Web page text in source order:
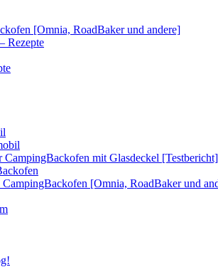
[Omnia, RoadBaker und andere]
Rezepte
mit Glasdeckel [Testbericht]
CampingBackofen [Omnia, RoadBaker und